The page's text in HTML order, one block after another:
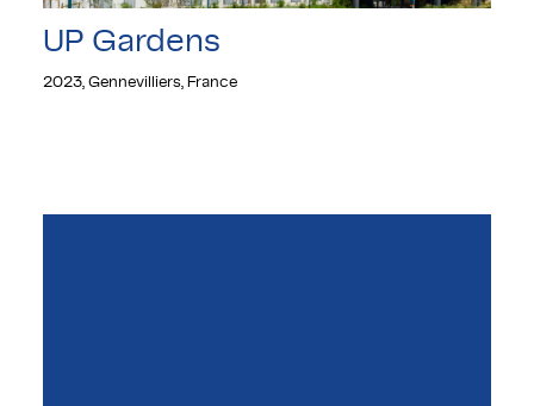
UP Gardens
2023, Gennevilliers, France